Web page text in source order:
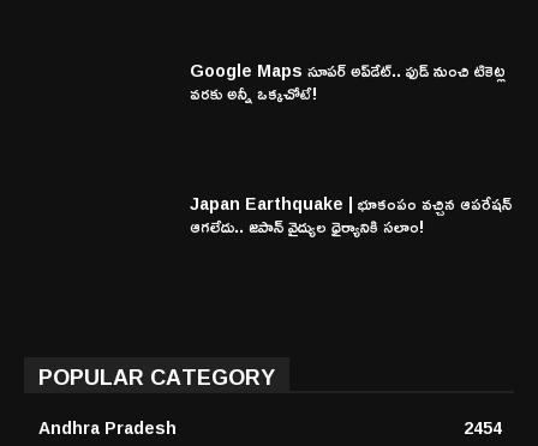
Google Maps సూపర్ అప్‌డేట్.. ఫుడ్ నుంచి టికెట్ల
వరకు అన్నీ ఒక్కచోటే!
Japan Earthquake | భూకంపం వచ్చిన ఆపరేషన్
ఆగలేదు.. జపాన్ వైద్యుల ధైర్యానికి సలాం!
POPULAR CATEGORY
Andhra Pradesh
2454